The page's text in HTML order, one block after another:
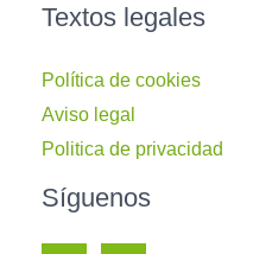
Textos legales
Política de cookies
Aviso legal
Politica de privacidad
Síguenos